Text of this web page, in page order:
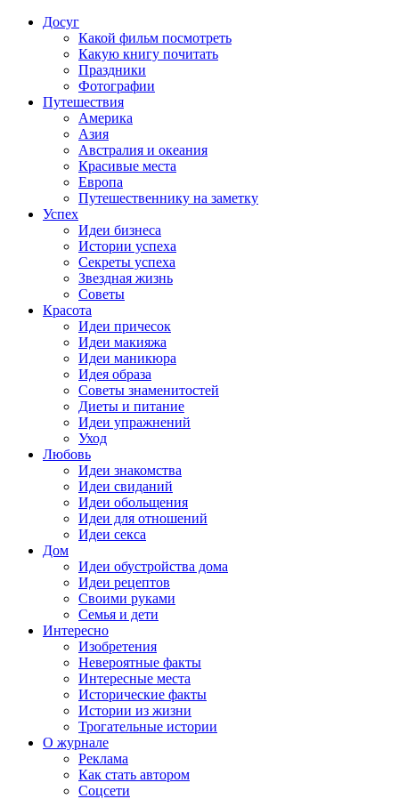
Досуг
Какой фильм посмотреть
Какую книгу почитать
Праздники
Фотографии
Путешествия
Америка
Азия
Австралия и океания
Красивые места
Европа
Путешественнику на заметку
Успех
Идеи бизнеса
Истории успеха
Секреты успеха
Звездная жизнь
Советы
Красота
Идеи причесок
Идеи макияжа
Идеи маникюра
Идея образа
Советы знаменитостей
Диеты и питание
Идеи упражнений
Уход
Любовь
Идеи знакомства
Идеи свиданий
Идеи обольщения
Идеи для отношений
Идеи секса
Дом
Идеи обустройства дома
Идеи рецептов
Своими руками
Семья и дети
Интересно
Изобретения
Невероятные факты
Интересные места
Исторические факты
Истории из жизни
Трогательные истории
О журнале
Реклама
Как стать автором
Соцсети